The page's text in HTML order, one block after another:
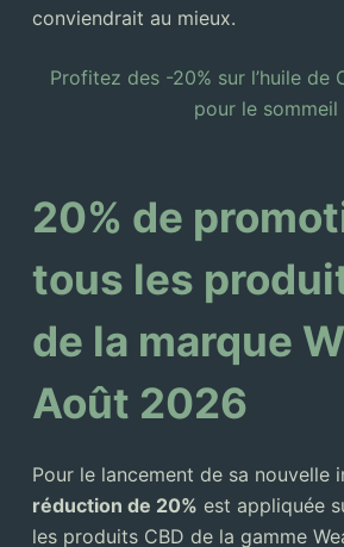
conviendrait au mieux.
Profitez des -20% sur l’huile de
pour le sommeil
20% de
tous les
de la marque
Août 2026
Pour le lancement de sa nouvelle
réduction de 20% est appliquée
les produits CBD de la gamme